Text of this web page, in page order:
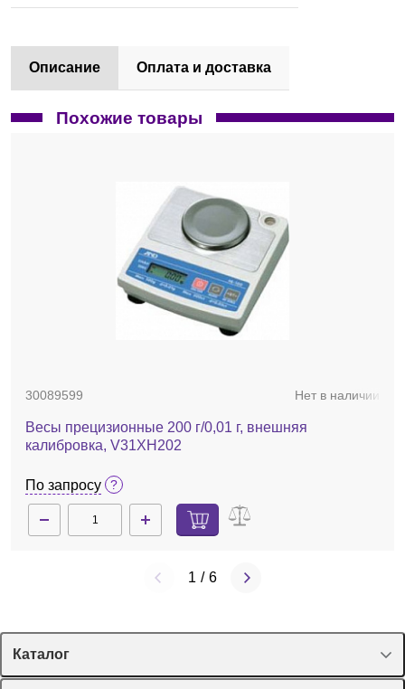
Описание Оплата и доставка
Похожие товары
30089599 Нет в наличии
Весы прецизионные 200 г/0,01 г, внешняя
калибровка, V31XH202
По запросу
1 / 6
Каталог